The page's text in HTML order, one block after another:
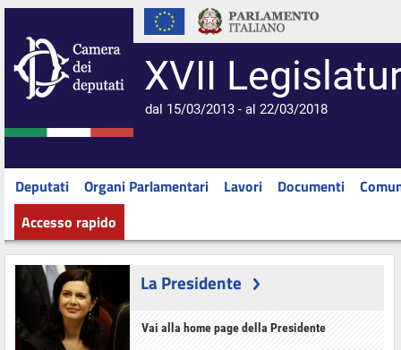
XVII
dal 15/03/2013 - al 22/03/2018
Deputati Organi Parlamentari Lavori Documenti
Accesso rapido
La Presidente
Vai alla home page della Presidente